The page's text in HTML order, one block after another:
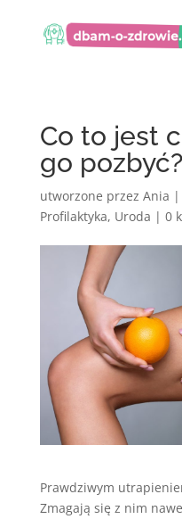
Co to jest
go pozbyć?
utworzone przez Ania |
Profilaktyka, Uroda | 0
Prawdziwym
Zmagają się z nim